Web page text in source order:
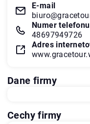
E-mail
Numer telefonu
48697949726
Adres
Dane firmy
Cechy firmy